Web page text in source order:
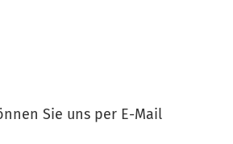
Sie uns per E-Mail